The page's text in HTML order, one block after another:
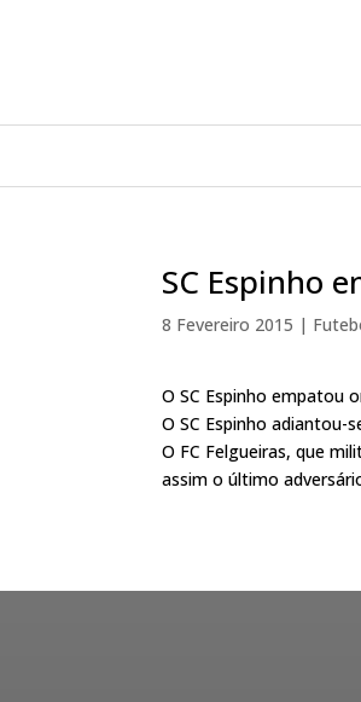
SC Espinho
8 Fevereiro 2015 |
O SC Espinho empatou
O SC Espinho
O FC Felgueiras, que
assim o último